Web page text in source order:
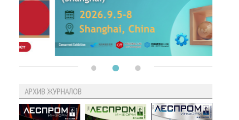
АРХИВ ЖУРНАЛОВ